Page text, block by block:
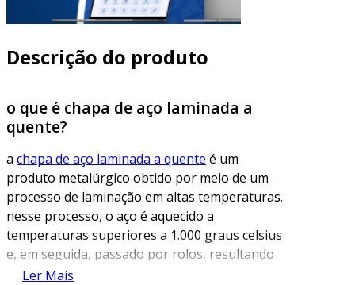
Descrição do produto
o que é chapa de aço laminada a
quente?
a chapa de aço laminada a quente é um
produto metalúrgico obtido por meio de um
processo de laminação em altas temperaturas.
nesse processo, o aço é aquecido a
temperaturas superiores a 1.000 graus celsius
e, em seguida, passado por rolos, resultando
em chapas de diferentes espessuras e
Ler Mais